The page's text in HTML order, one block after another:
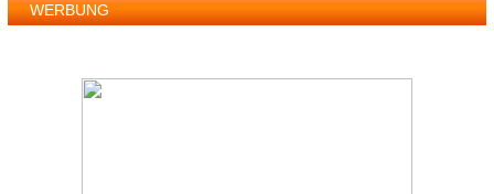
WERBUNG